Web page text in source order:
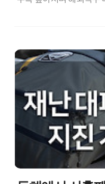
는 있지만, 상세하게 조
건이 어디쯤 왔는지, 혹
타곤 합니다. 알리 익스
했다는 알림을 받았다면
고 상세하게 확인할 수
니패스 사이트에서 조
해 조회하는 방법을 이렇